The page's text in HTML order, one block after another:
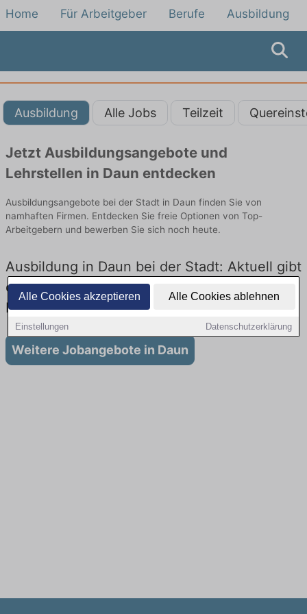
Alle Cookies akzeptieren Alle Cookies ablehnen
Einstellungen Datenschutzerklärung
Home Für Arbeitgeber Berufe Ausbildung
Ausbildung Alle Jobs Teilzeit
Jetzt Ausbildungsangebote und
Lehrstellen in Daun entdecken
Ausbildungsangebote bei der Stadt in Daun finden Sie von
namhaften Firmen. Entdecken Sie freie Optionen von Top-
Arbeitgebern und bewerben Sie sich noch heute.
Ausbildung in Daun bei der Stadt: Aktuell gibt
es keine Stellenangebote für Ausbildung in
Daun
Weitere Jobangebote in Daun